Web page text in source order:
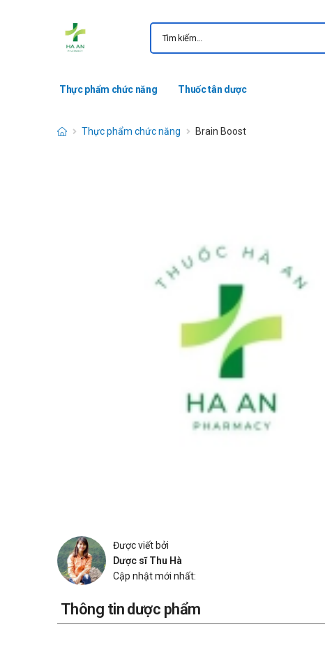
Thực phẩm chức năng Thuốc tân dược
Thực phẩm chức năng Brain Boost
Được viết bởi
Dược sĩ Thu Hà
Cập nhật mới nhất:
Thông tin dược phẩm